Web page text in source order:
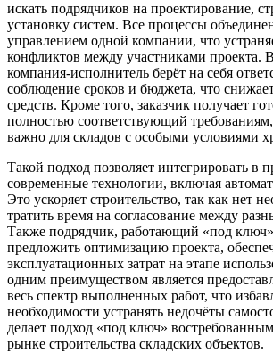
искать подрядчиков на проектирование,
установку систем. Все процессы
управлением одной компании, что
конфликтов между участниками проекта.
компания-исполнитель берёт на себя
соблюдение сроков и бюджета, что
средств. Кроме того, заказчик получает
полностью соответствующий
важно для складов с особыми условиями
Такой подход позволяет интегрировать в
современные технологии, включая
Это ускоряет строительство, так как нет
тратить время на согласование между
Также подрядчик, работающий «под
предложить оптимизацию проекта,
эксплуатационных затрат на этапе
одним преимуществом является
весь спектр выполненных работ, что
необходимости устранять недочёты
делает подход «под ключ»
рынке строительства складских объектов.